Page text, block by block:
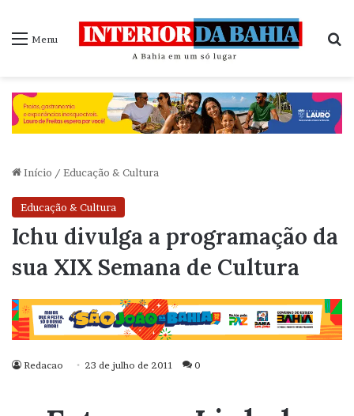
Menu
Início / Educação & Cultura
Educação & Cultura
Ichu divulga a programação da
sua XIX Semana de Cultura
Redacao 23 de julho de 2011 0